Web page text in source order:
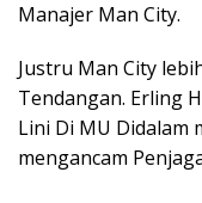
Manajer Man City.
Justru Man City
Tendangan. Erling
Lini Di MU Didalam
mengancam